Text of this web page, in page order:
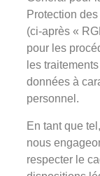
Protection
(ci-après «
pour les
les
données à
personnel.
En tant que
nous
respecter le